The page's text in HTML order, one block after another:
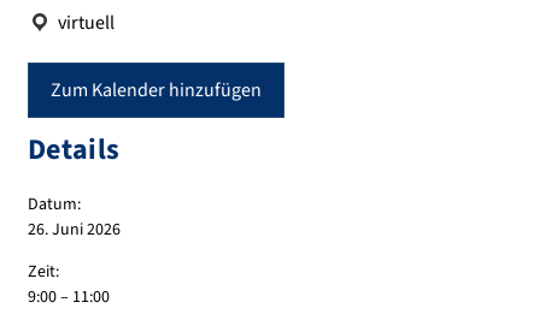
Ort:
virtuell
Zum Kalender hinzufügen
Details
Datum:
26. Juni 2026
Zeit:
9:00 – 11:00